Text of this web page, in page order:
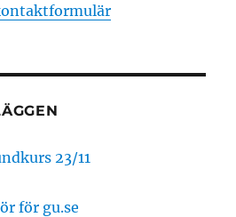
23/11
för gu.se